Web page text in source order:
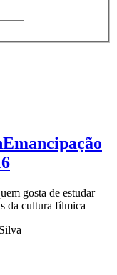
gosta de estudar
da cultura fílmica